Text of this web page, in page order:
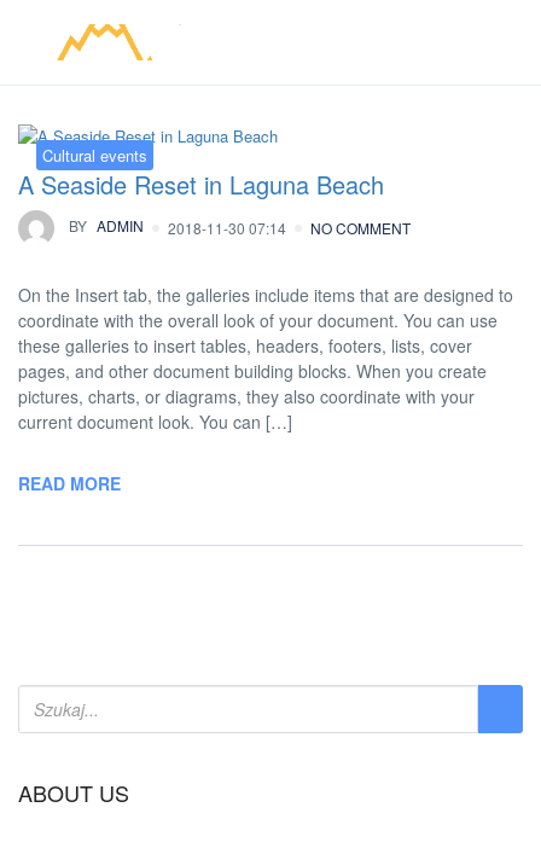
Cultural events
A Seaside Reset in Laguna Beach
BY ADMIN 2018-11-30 07:14 NO COMMENT
On the Insert tab, the galleries include items that are designed to
coordinate with the overall look of your document. You can use
these galleries to insert tables, headers, footers, lists, cover
pages, and other document building blocks. When you create
pictures, charts, or diagrams, they also coordinate with your
current document look. You can […]
READ MORE
ABOUT US